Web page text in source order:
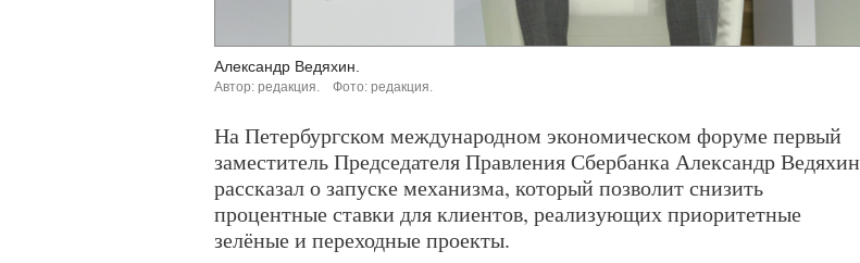
Александр Ведяхин.
Автор: редакция. Фото: редакция.
На Петербургском международном экономическом форуме первый
заместитель Председателя Правления Сбербанка Александр Ведяхин
рассказал о запуске механизма, который позволит снизить
процентные ставки для клиентов, реализующих приоритетные
зелёные и переходные проекты.